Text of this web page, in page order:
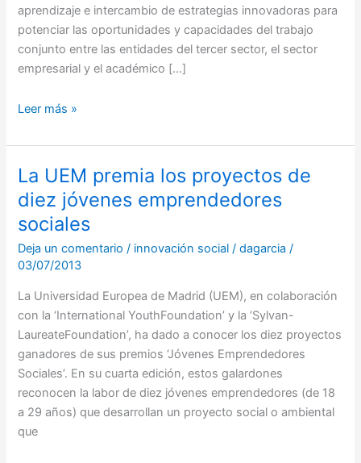
aprendizaje e intercambio de estrategias innovadoras para
potenciar las oportunidades y capacidades del trabajo
conjunto entre las entidades del tercer sector, el sector
empresarial y el académico […]
Leer más »
La UEM premia los proyectos de
diez jóvenes emprendedores
sociales
Deja un comentario / innovación social /dagarcia/
03/07/2013
La Universidad Europea de Madrid (UEM), en colaboración
con la ‘International YouthFoundation’ y la ‘Sylvan-
LaureateFoundation’, ha dado a conocer los diez proyectos
ganadores de sus premios ‘Jóvenes Emprendedores
Sociales’. En su cuarta edición, estos galardones
reconocen la labor de diez jóvenes emprendedores (de 18
a 29 años) que desarrollan un proyecto social o ambiental
que
La
UEM
premia
los
proyectos
de
diez
jóvenes
emprendedores
sociales